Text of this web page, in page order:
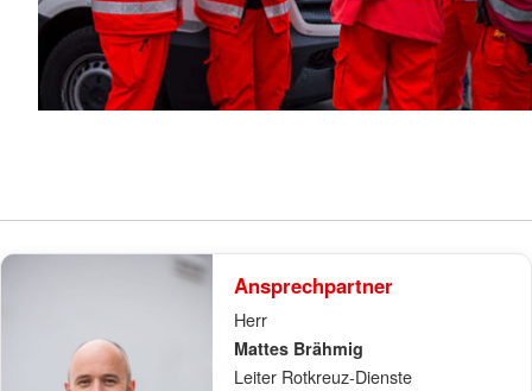
Ansprechpartner
Herr
Mattes Brähmig
Leiter Rotkreuz-Dienste